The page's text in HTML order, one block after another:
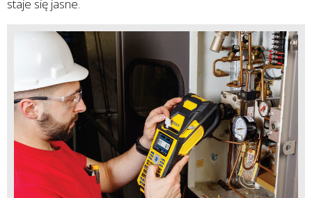
staje się jasne.